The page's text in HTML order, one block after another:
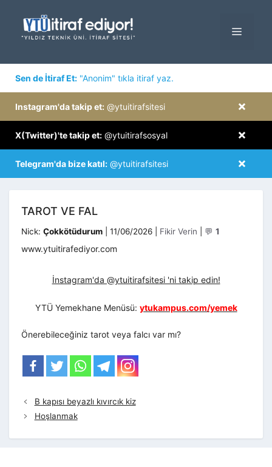
MENÜ
Sen de İtiraf Et: "Anonim" tıkla itiraf yaz.
×
Instagram'da takip et: @ytuitirafsitesi
×
X(Twitter)'te takip et: @ytuitirafsosyal
×
Telegram'da bize katıl: @ytuitirafsitesi
TAROT VE FAL
Nick: Çokkötüdurum 11/06/2026 Kategoriler
Fikir Verin 💬 1
www.ytuitirafediyor.com
İnstagram'da @ytuitirafsitesi 'ni takip edin!
YTÜ Yemekhane Menüsü: ytukampus.com/yemek
Önerebileceğiniz tarot veya falcı var mı?
B kapısı beyazlı kıvırcık kiz
Hoşlanmak